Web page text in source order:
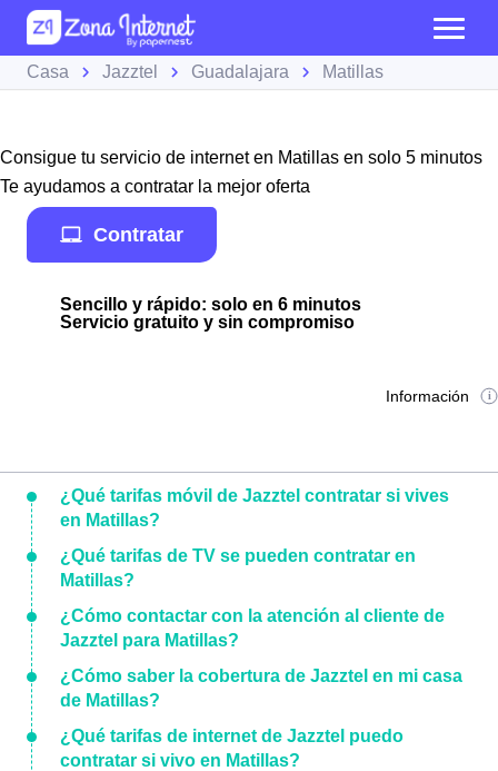
Casa Jazztel Guadalajara Matillas
Consigue tu servicio de internet en Matillas en solo 5 minutos
Te ayudamos a contratar la mejor oferta
Contratar
Sencillo y rápido: solo en 6 minutos
Servicio gratuito y sin compromiso
Información
¿Qué tarifas móvil de Jazztel contratar si vives
en Matillas?
¿Qué tarifas de TV se pueden contratar en
Matillas?
¿Cómo contactar con la atención al cliente de
Jazztel para Matillas?
¿Cómo saber la cobertura de Jazztel en mi casa
de Matillas?
¿Qué tarifas de internet de Jazztel puedo
contratar si vivo en Matillas?